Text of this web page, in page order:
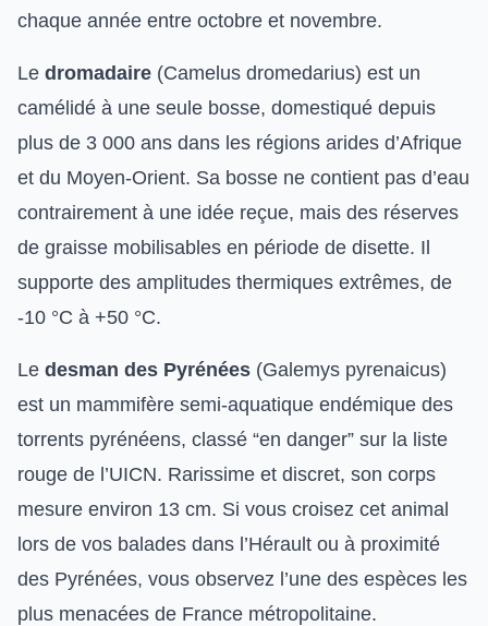
chaque année entre octobre et novembre.
Le dromadaire (Camelus dromedarius) est un
camélidé à une seule bosse, domestiqué depuis
plus de 3 000 ans dans les régions arides d’Afrique
et du Moyen-Orient. Sa bosse ne contient pas d’eau
contrairement à une idée reçue, mais des réserves
de graisse mobilisables en période de disette. Il
supporte des amplitudes thermiques extrêmes, de
-10 °C à +50 °C.
Le desman des Pyrénées (Galemys pyrenaicus)
est un mammifère semi-aquatique endémique des
torrents pyrénéens, classé “en danger” sur la liste
rouge de l’UICN. Rarissime et discret, son corps
mesure environ 13 cm. Si vous croisez cet animal
lors de vos balades dans l’Hérault ou à proximité
des Pyrénées, vous observez l’une des espèces les
plus menacées de France métropolitaine.